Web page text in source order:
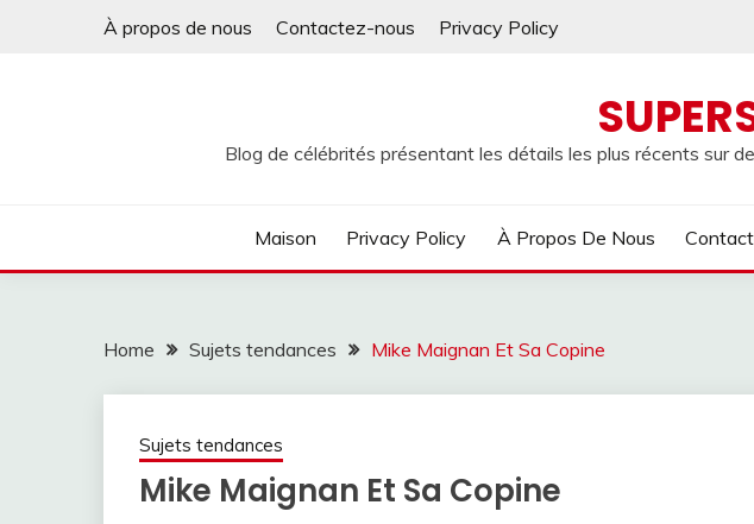
À propos de nous Contactez-nous Privacy Policy
Blog de célébrités présentant les détails les plus récents sur
Maison Privacy Policy À Propos De Nous
Home Sujets tendances Mike Maignan Et Sa Copine
Sujets tendances
Mike Maignan Et Sa Copine